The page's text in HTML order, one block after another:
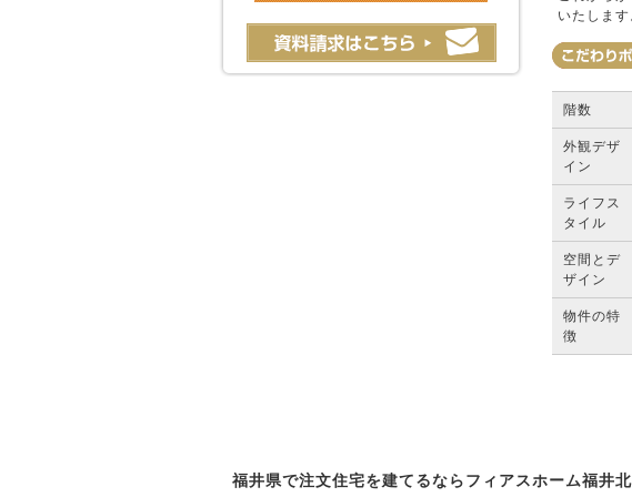
いたします
階数
外観デザ
イン
ライフス
タイル
空間とデ
ザイン
物件の特
徴
福井県で注文住宅を建てるならフィアスホーム福井